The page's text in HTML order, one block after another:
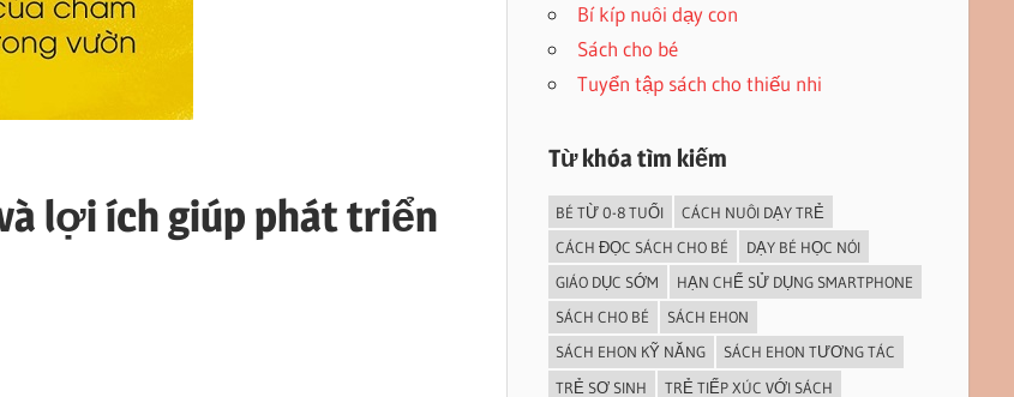
lợi ích giúp phát triển
Bí kíp nuôi dạy con
Sách cho bé
Tuyển tập sách cho thiếu nhi
Từ khóa tìm kiếm
BÉ TỪ 0-8 TUỔI
CÁCH NUÔI DẠY TRẺ
CÁCH ĐỌC SÁCH CHO BÉ
DẠY BÉ HỌC NÓI
GIÁO DỤC SỚM
HẠN CHẾ SỬ DỤNG SMARTPHONE
SÁCH CHO BÉ
SÁCH EHON
SÁCH EHON KỸ NĂNG
SÁCH EHON TƯƠNG TÁC
TRẺ SƠ SINH
TRẺ TIẾP XÚC VỚI SÁCH